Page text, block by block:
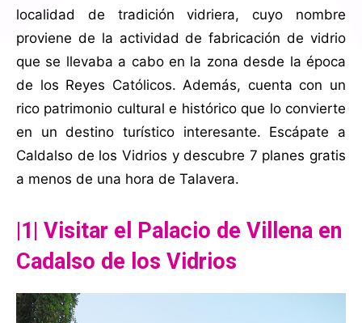
localidad de tradición vidriera, cuyo nombre
proviene de la actividad de fabricación de vidrio
que se llevaba a cabo en la zona desde la época
de los Reyes Católicos. Además, cuenta con un
rico patrimonio cultural e histórico que lo convierte
en un destino turístico interesante. Escápate a
Caldalso de los Vidrios y descubre 7 planes gratis
a menos de una hora de Talavera.
|1| Visitar el Palacio de Villena en
Cadalso de los Vidrios